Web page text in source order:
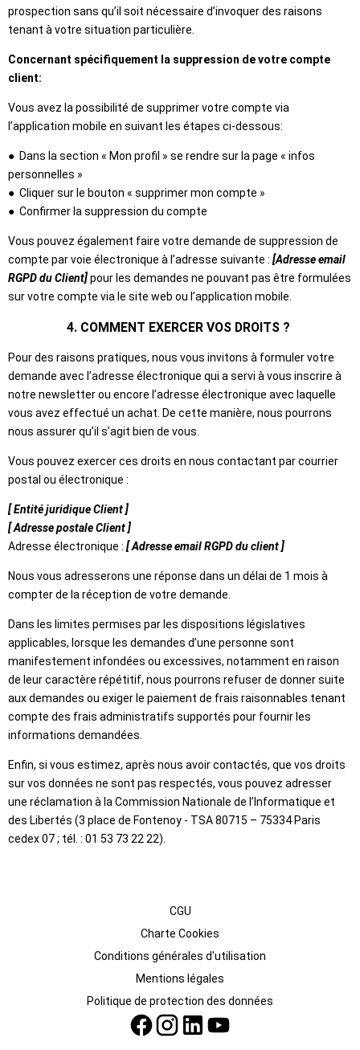
prospection sans qu’il soit nécessaire d’invoquer des raisons
tenant à votre situation particulière.
Concernant spécifiquement la suppression de votre compte
client:
Vous avez la possibilité de supprimer votre compte via
l’application mobile en suivant les étapes ci-dessous:
● Dans la section « Mon profil » se rendre sur la page « infos
personnelles »
● Cliquer sur le bouton « supprimer mon compte »
● Confirmer la suppression du compte
Vous pouvez également faire votre demande de suppression de
compte par voie électronique à l’adresse suivante : [Adresse email
RGPD du Client]pour les demandes ne pouvant pas être formulées
sur votre compte via le site web ou l’application mobile.
4. COMMENT EXERCER VOS DROITS ?
Pour des raisons pratiques, nous vous invitons à formuler votre
demande avec l’adresse électronique qui a servi à vous inscrire à
notre newsletter ou encore l’adresse électronique avec laquelle
vous avez effectué un achat. De cette manière, nous pourrons
nous assurer qu’il s’agit bien de vous.
Vous pouvez exercer ces droits en nous contactant par courrier
postal ou électronique :
[ Entité juridique Client ]
[ Adresse postale Client ]
Adresse électronique : [ Adresse email RGPD du client ]
Nous vous adresserons une réponse dans un délai de 1 mois à
compter de la réception de votre demande.
Dans les limites permises par les dispositions législatives
applicables, lorsque les demandes d’une personne sont
manifestement infondées ou excessives, notamment en raison
de leur caractère répétitif, nous pourrons refuser de donner suite
aux demandes ou exiger le paiement de frais raisonnables tenant
compte des frais administratifs supportés pour fournir les
informations demandées.
Enfin, si vous estimez, après nous avoir contactés, que vos droits
sur vos données ne sont pas respectés, vous pouvez adresser
une réclamation à la Commission Nationale de l’Informatique et
des Libertés (3 place de Fontenoy - TSA 80715 – 75334 Paris
cedex 07 ; tél. : 01 53 73 22 22).
CGU
Charte Cookies
Conditions générales d'utilisation
Mentions légales
Politique de protection des données